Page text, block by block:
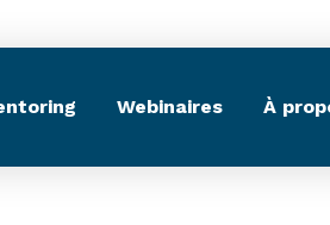
Webinaires À